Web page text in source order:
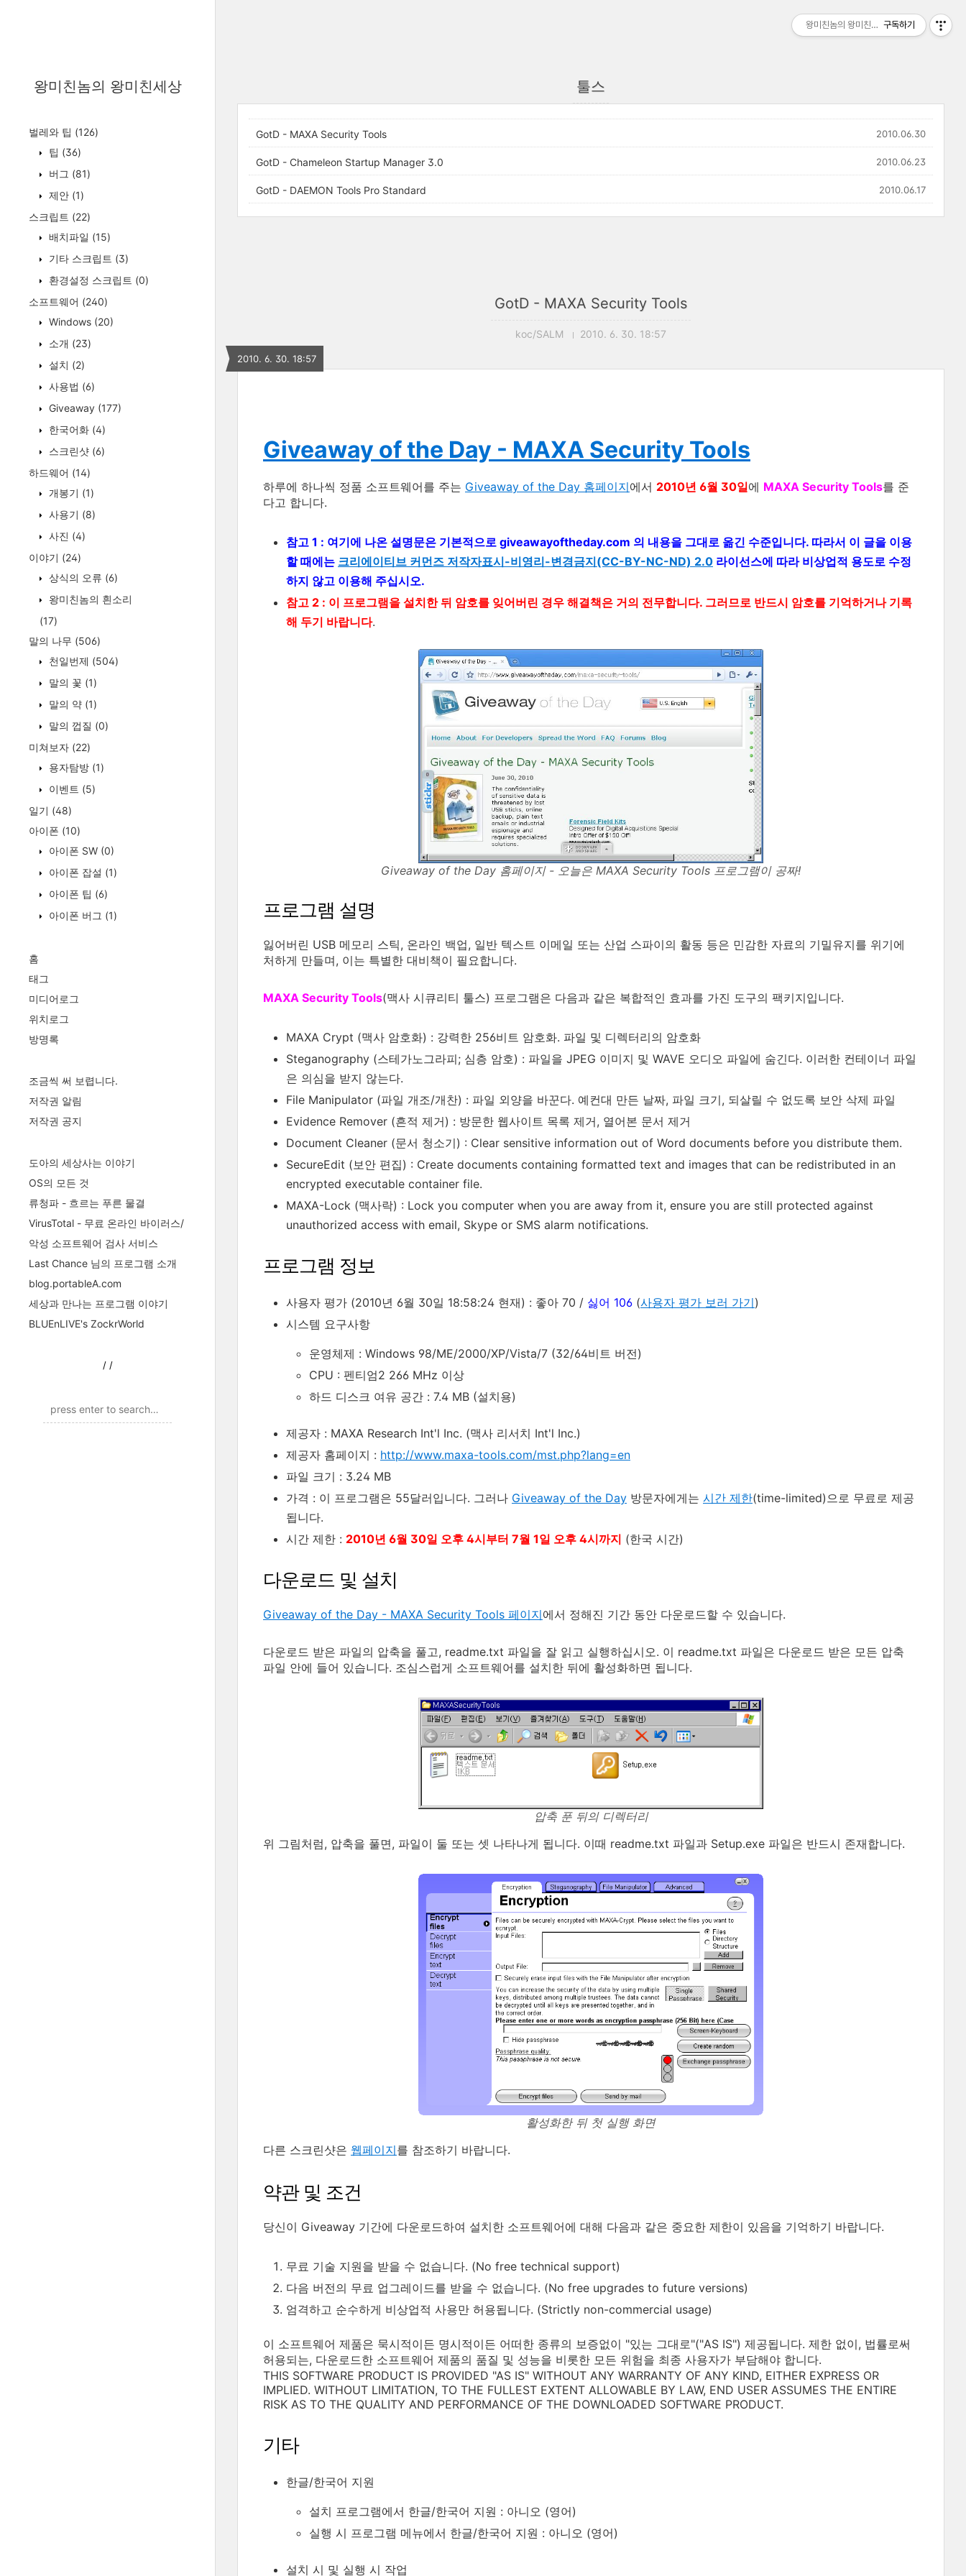
왕미친놈의 왕미친세상
벌레와 팁 (126)
팁 (36)
버그 (81)
제안 (1)
스크립트 (22)
배치파일 (15)
기타 스크립트 (3)
환경설정 스크립트 (0)
소프트웨어 (240)
Windows (20)
소개 (23)
설치 (2)
사용법 (6)
Giveaway (177)
한국어화 (4)
스크린샷 (6)
하드웨어 (14)
개봉기 (1)
사용기 (8)
사진 (4)
이야기 (24)
상식의 오류 (6)
왕미친놈의 흰소리
(17)
말의 나무 (506)
천일번제 (504)
말의 꽃 (1)
말의 약 (1)
말의 껍질 (0)
미쳐보자 (22)
용자탐방 (1)
이벤트 (5)
일기 (48)
아이폰 (10)
아이폰 SW (0)
아이폰 잡설 (1)
아이폰 팁 (6)
아이폰 버그 (1)
홈
태그
미디어로그
위치로그
방명록
조금씩 써 보렵니다.
저작권 알림
저작권 공지
도아의 세상사는 이야기
OS의 모든 것
류청파 - 흐르는 푸른 물결
VirusTotal - 무료 온라인 바이러스/
악성 소프트웨어 검사 서비스
Last Chance 님의 프로그램 소개
blog.portableA.com
세상과 만나는 프로그램 이야기
BLUEnLIVE's ZockrWorld
/ /
툴스
GotD - MAXA Security Tools 2010.06.30
GotD - Chameleon Startup Manager 3.0 2010.06.23
GotD - DAEMON Tools Pro Standard 2010.06.17
GotD - MAXA Security Tools
koc/SALM 2010. 6. 30. 18:57
2010. 6. 30. 18:57
Giveaway of the Day - MAXA Security Tools
하루에 하나씩 정품 소프트웨어를 주는 Giveaway of the Day 홈페이지에서 2010년 6월 30일에 MAXA Security Tools를 준
다고 합니다.
참고 1 : 여기에 나온 설명문은 기본적으로 giveawayoftheday.com 의 내용을 그대로 옮긴 수준입니다. 따라서 이 글을 이용
할 때에는 크리에이티브 커먼즈 저작자표시-비영리-변경금지(CC-BY-NC-ND) 2.0 라이선스에 따라 비상업적 용도로 수정
하지 않고 이용해 주십시오.
참고 2 : 이 프로그램을 설치한 뒤 암호를 잊어버린 경우 해결책은 거의 전무합니다. 그러므로 반드시 암호를 기억하거나 기록
해 두기 바랍니다.
Giveaway of the Day 홈페이지 - 오늘은 MAXA Security Tools 프로그램이 공짜!
프로그램 설명
잃어버린 USB 메모리 스틱, 온라인 백업, 일반 텍스트 이메일 또는 산업 스파이의 활동 등은 민감한 자료의 기밀유지를 위기에
처하게 만들며, 이는 특별한 대비책이 필요합니다.
MAXA Security Tools(맥사 시큐리티 툴스) 프로그램은 다음과 같은 복합적인 효과를 가진 도구의 팩키지입니다.
MAXA Crypt (맥사 암호화) : 강력한 256비트 암호화. 파일 및 디렉터리의 암호화
Steganography (스테가노그라피; 심층 암호) : 파일을 JPEG 이미지 및 WAVE 오디오 파일에 숨긴다. 이러한 컨테이너 파일
은 의심을 받지 않는다.
File Manipulator (파일 개조/개찬) : 파일 외양을 바꾼다. 예컨대 만든 날짜, 파일 크기, 되살릴 수 없도록 보안 삭제 파일
Evidence Remover (흔적 제거) : 방문한 웹사이트 목록 제거, 열어본 문서 제거
Document Cleaner (문서 청소기) : Clear sensitive information out of Word documents before you distribute them.
SecureEdit (보안 편집) : Create documents containing formatted text and images that can be redistributed in an
encrypted executable container file.
MAXA-Lock (맥사락) : Lock you computer when you are away from it, ensure you are still protected against
unauthorized access with email, Skype or SMS alarm notifications.
프로그램 정보
사용자 평가 (2010년 6월 30일 18:58:24 현재) : 좋아 70 / 싫어 106 (사용자 평가 보러 가기)
시스템 요구사항
운영체제 : Windows 98/ME/2000/XP/Vista/7 (32/64비트 버전)
CPU : 펜티엄2 266 MHz 이상
하드 디스크 여유 공간 : 7.4 MB (설치용)
제공자 : MAXA Research Int'l Inc. (맥사 리서치 Int'l Inc.)
제공자 홈페이지 : http://www.maxa-tools.com/mst.php?lang=en
파일 크기 : 3.24 MB
가격 : 이 프로그램은 55달러입니다. 그러나 Giveaway of the Day 방문자에게는 시간 제한(time-limited)으로 무료로 제공
됩니다.
시간 제한 : 2010년 6월 30일 오후 4시부터 7월 1일 오후 4시까지 (한국 시간)
다운로드 및 설치
Giveaway of the Day - MAXA Security Tools 페이지에서 정해진 기간 동안 다운로드할 수 있습니다.
다운로드 받은 파일의 압축을 풀고, readme.txt 파일을 잘 읽고 실행하십시오. 이 readme.txt 파일은 다운로드 받은 모든 압축
파일 안에 들어 있습니다. 조심스럽게 소프트웨어를 설치한 뒤에 활성화하면 됩니다.
압축 푼 뒤의 디렉터리
위 그림처럼, 압축을 풀면, 파일이 둘 또는 셋 나타나게 됩니다. 이때 readme.txt 파일과 Setup.exe 파일은 반드시 존재합니다.
활성화한 뒤 첫 실행 화면
다른 스크린샷은 웹페이지를 참조하기 바랍니다.
약관 및 조건
당신이 Giveaway 기간에 다운로드하여 설치한 소프트웨어에 대해 다음과 같은 중요한 제한이 있음을 기억하기 바랍니다.
무료 기술 지원을 받을 수 없습니다. (No free technical support)
다음 버전의 무료 업그레이드를 받을 수 없습니다. (No free upgrades to future versions)
엄격하고 순수하게 비상업적 사용만 허용됩니다. (Strictly non-commercial usage)
이 소프트웨어 제품은 묵시적이든 명시적이든 어떠한 종류의 보증없이 "있는 그대로"("AS IS") 제공됩니다. 제한 없이, 법률로써
허용되는, 다운로드한 소프트웨어 제품의 품질 및 성능을 비롯한 모든 위험을 최종 사용자가 부담해야 합니다.
THIS SOFTWARE PRODUCT IS PROVIDED "AS IS" WITHOUT ANY WARRANTY OF ANY KIND, EITHER EXPRESS OR
IMPLIED. WITHOUT LIMITATION, TO THE FULLEST EXTENT ALLOWABLE BY LAW, END USER ASSUMES THE ENTIRE
RISK AS TO THE QUALITY AND PERFORMANCE OF THE DOWNLOADED SOFTWARE PRODUCT.
기타
한글/한국어 지원
설치 프로그램에서 한글/한국어 지원 : 아니오 (영어)
실행 시 프로그램 메뉴에서 한글/한국어 지원 : 아니오 (영어)
설치 시 및 실행 시 작업
왕미친놈의 왕미친세상구독하기